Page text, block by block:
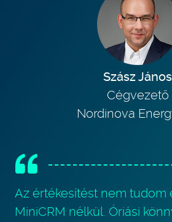
Szász János
Cégvezető
Nordinova
Az értékesítést nem tudom
MiniCRM nélkül. Óriási